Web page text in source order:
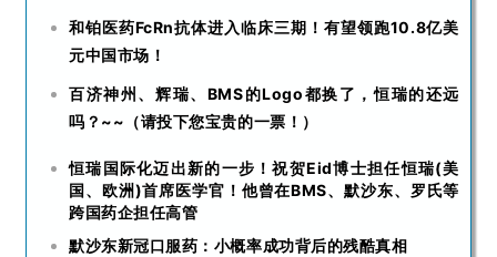
和铂医药FcRn抗体进入临床三期！有望领跑10.8亿美
元中国市场！
百济神州、辉瑞、BMS的Logo都换了，恒瑞的还远
吗？~~（请投下您宝贵的一票！）
恒瑞国际化迈出新的一步！祝贺Eid博士担任恒瑞(美
国、欧洲)首席医学官！他曾在BMS、默沙东、罗氏等
跨国药企担任高管
默沙东新冠口服药：小概率成功背后的残酷真相